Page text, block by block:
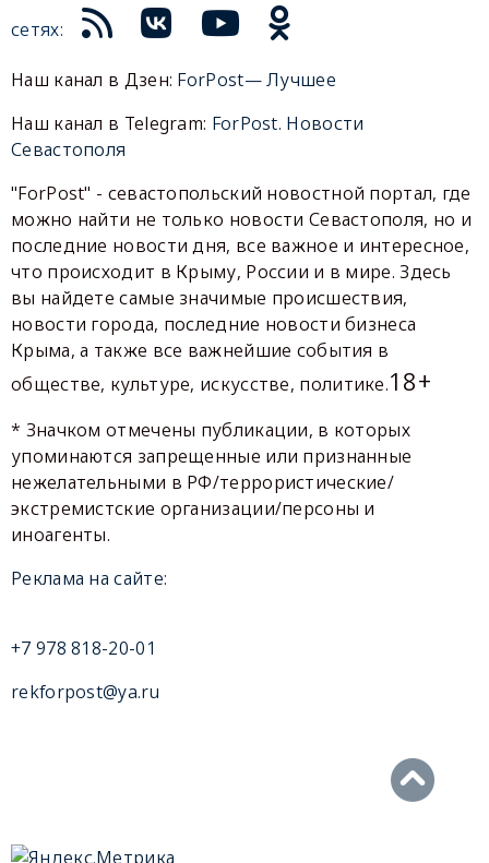
сетях:
Наш канал в Дзен: ForPost— Лучшее
Наш канал в Telegram: ForPost. Новости
Севастополя
"ForPost" - севастопольский новостной портал, где
можно найти не только новости Севастополя, но и
последние новости дня, все важное и интересное,
что происходит в Крыму, России и в мире. Здесь
вы найдете самые значимые происшествия,
новости города, последние новости бизнеса
Крыма, а также все важнейшие события в
обществе, культуре, искусстве, политике.18+
* Значком отмечены публикации, в которых
упоминаются запрещенные или признанные
нежелательными в РФ/террористические/
экстремистские организации/персоны и
иноагенты.
Реклама на сайте:
+7 978 818-20-01
rekforpost@ya.ru